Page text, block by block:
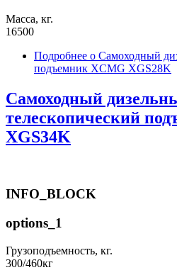
Масса, кг.
16500
Подробнее о Самоходный
подъемник XCMG XGS28K
Самоходный
телескопический
XGS34K
INFO_BLOCK
options_1
Грузоподъемность, кг.
300/460кг